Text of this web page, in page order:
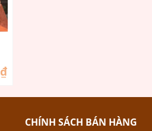
₫Giá
hiện
1.450.000₫.
CHÍNH SÁCH BÁN HÀNG